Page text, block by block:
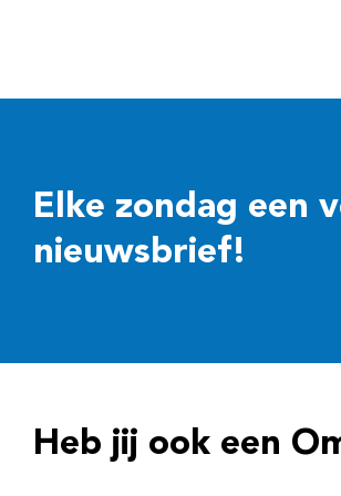
Elke zondag een
nieuwsbrief!
Heb jij ook een